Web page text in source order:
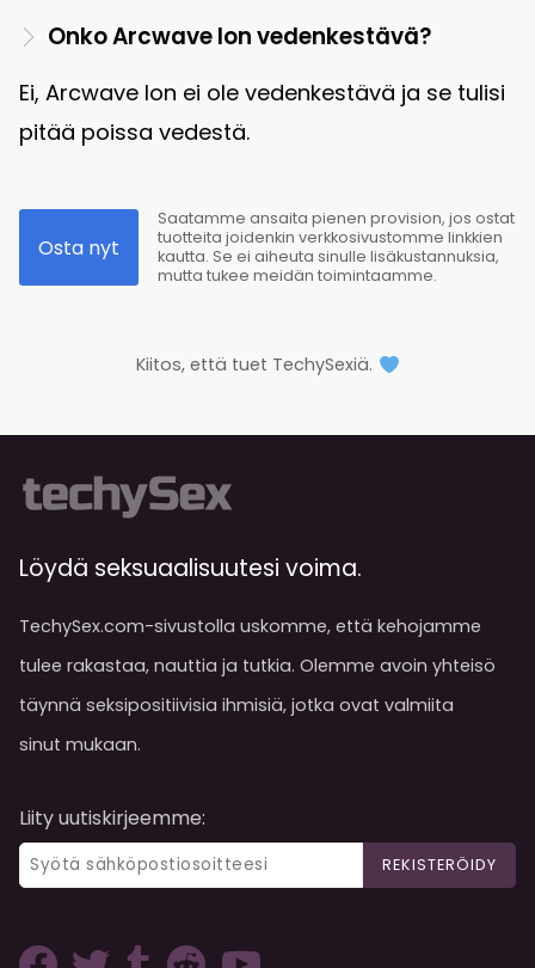
Onko Arcwave Ion vedenkestävä?
Ei, Arcwave Ion ei ole vedenkestävä ja se tulisi
pitää poissa vedestä.
Osta nyt
Saatamme ansaita pienen provision, jos ostat
tuotteita joidenkin verkkosivustomme linkkien
kautta. Se ei aiheuta sinulle lisäkustannuksia,
mutta tukee meidän toimintaamme.
Kiitos, että tuet TechySexiä.
Löydä seksuaalisuutesi voima.
TechySex.com-sivustolla uskomme, että kehojamme
tulee rakastaa, nauttia ja tutkia. Olemme avoin yhteisö
täynnä seksipositiivisia ihmisiä, jotka ovat valmiita
sinut mukaan.
Liity uutiskirjeemme:
REKISTERÖIDY